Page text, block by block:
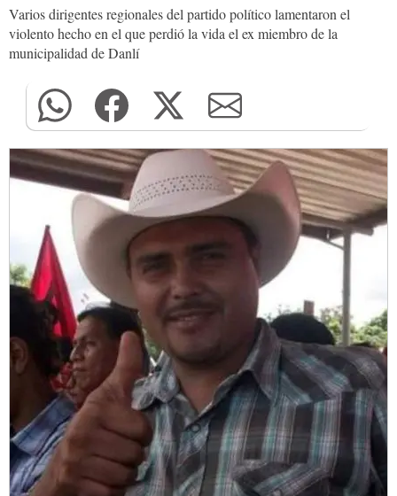
Varios dirigentes regionales del partido político lamentaron el
violento hecho en el que perdió la vida el ex miembro de la
municipalidad de Danlí